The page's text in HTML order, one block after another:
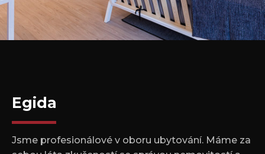
Egida
Jsme profesionálové v oboru ubytování. Máme za